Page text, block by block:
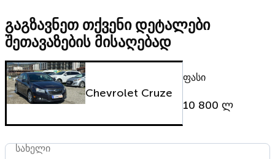
გაგზავნეთ თქვენი დეტალები
შეთავაზების მისაღებად
Chevrolet Cruze
ფასი
10 800 ლ
სახელი